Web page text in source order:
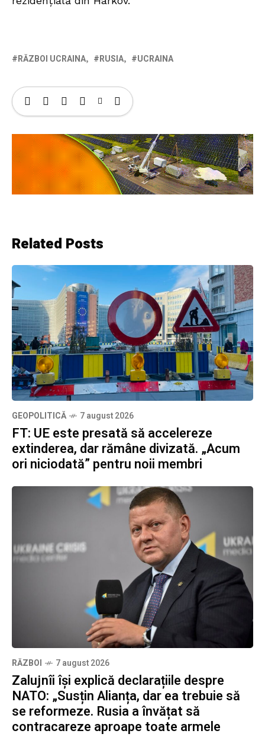
RĂZBOI UCRAINA RUSIA UCRAINA
Related Posts
GEOPOLITICĂ 7 august 2026
FT: UE este presată să accelereze
extinderea, dar rămâne divizată. „Acum
ori niciodată” pentru noii membri
RĂZBOI 7 august 2026
Zalujnîi își explică declarațiile despre
NATO: „Susțin Alianța, dar ea trebuie să
se reformeze. Rusia a învățat să
contracareze aproape toate armele